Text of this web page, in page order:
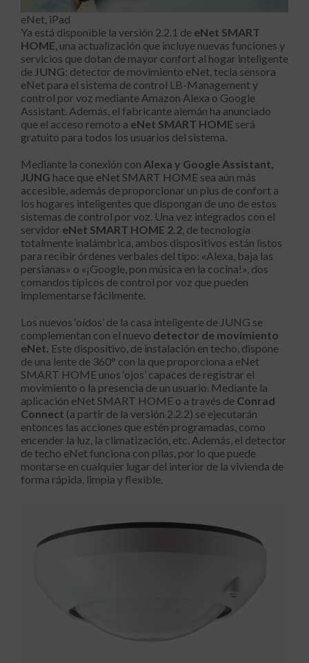
eNet, iPad
Ya está disponible la versión 2.2.1 de eNet SMART
HOME, una actualización que incluye nuevas funciones y
servicios que dotan de mayor confort al hogar inteligente
de JUNG: detector de movimiento eNet, tecla sensora
eNet para el sistema de control LB-Management y
control por voz mediante Amazon Alexa o Google
Assistant. Además, el fabricante alemán ha anunciado
que el acceso remoto a eNet SMART HOME será
gratuito para todos los usuarios del sistema.
Mediante la conexión con Alexa y Google Assistant,
JUNG hace que eNet SMART HOME sea aún más
accesible, además de proporcionar un plus de confort a
los hogares inteligentes que dispongan de uno de estos
sistemas de control por voz. Una vez integrados con el
servidor eNet SMART HOME 2.2, de tecnología
totalmente inalámbrica, ambos dispositivos están listos
para recibir órdenes verbales del tipo: «Alexa, baja las
persianas» o «¡Google, pon música en la cocina!», dos
comandos típicos de control por voz que pueden
implementarse fácilmente.
Los nuevos ‘oídos’ de la casa inteligente de JUNG se
complementan con el nuevo detector de movimiento
eNet. Este dispositivo, de instalación en techo, dispone
de una lente de 360° con la que proporciona a eNet
SMART HOME unos ‘ojos’ capaces de registrar el
movimiento o la presencia de un usuario. Mediante la
aplicación eNet SMART HOME o a través de Conrad
Connect (a partir de la versión 2.2.2) se ejecutarán
entonces las acciones que estén programadas, como
encender la luz, la climatización, etc. Además, el detector
de techo eNet funciona con pilas, por lo que puede
montarse en cualquier lugar del interior de la vivienda de
forma rápida, limpia y flexible.